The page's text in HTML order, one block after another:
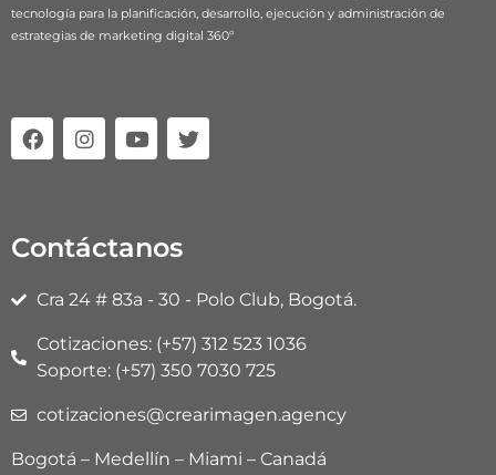
tecnología para la planificación, desarrollo, ejecución y administración de
estrategias de marketing digital 360º
F
a
o
I
n
g
r
m
Y
o
e
T
w
Contáctanos
Cra 24 # 83a - 30 - Polo Club, Bogotá.
Cotizaciones: (+57) 312 523 1036
Soporte: (+57) 350 7030 725
cotizaciones@crearimagen.agency
Bogotá – Medellín – Miami – Canadá